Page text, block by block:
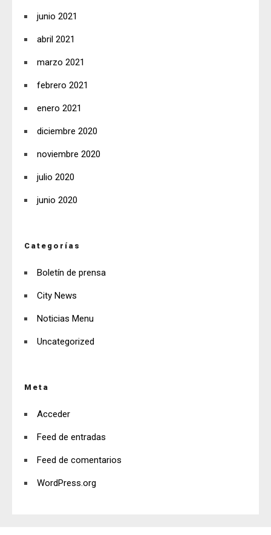
junio 2021
abril 2021
marzo 2021
febrero 2021
enero 2021
diciembre 2020
noviembre 2020
julio 2020
junio 2020
Categorías
Boletín de prensa
City News
Noticias Menu
Uncategorized
Meta
Acceder
Feed de entradas
Feed de comentarios
WordPress.org